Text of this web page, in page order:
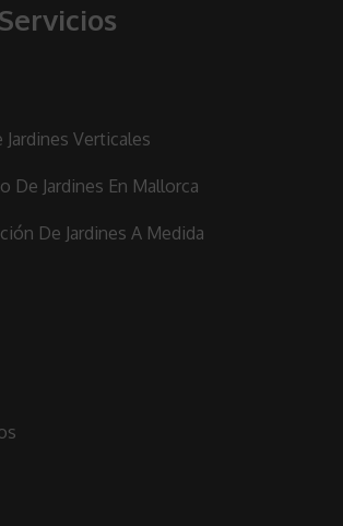
Verticales
De Jardines En Mallorca
De Jardines A Medida